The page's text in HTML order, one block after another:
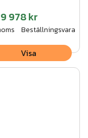
978 kr
Beställningsvara
Visa